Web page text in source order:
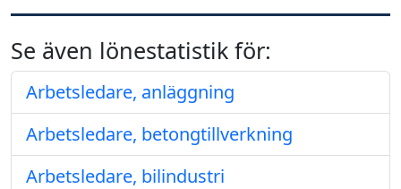
Se även lönestatistik för:
Arbetsledare, anläggning
Arbetsledare, betongtillverkning
Arbetsledare, bilindustri